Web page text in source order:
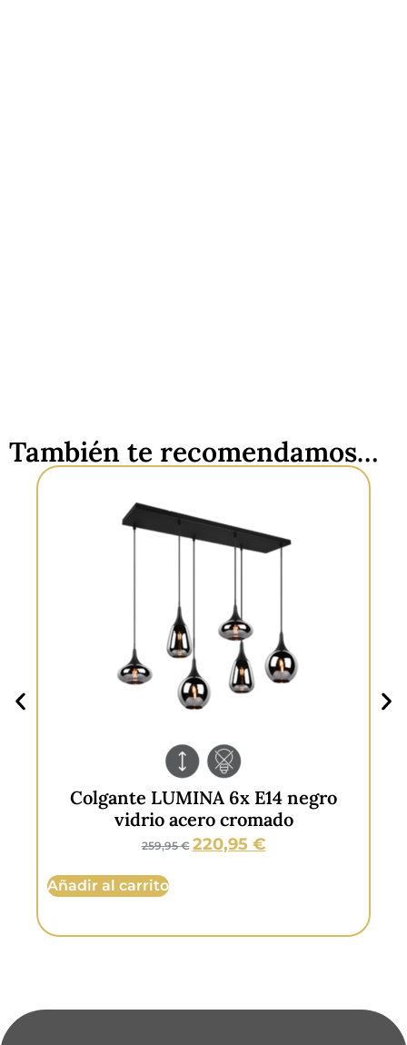
También te recomendamos…
Colgante LUMINA 6x E14 negro
vidrio acero cromado
259,95€ 220,95 €
Añadir al carrito